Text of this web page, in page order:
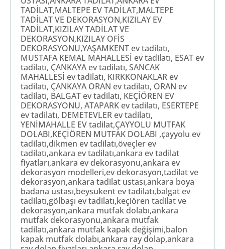
TADİLAT,MALTEPE EV TADİLAT,MALTEPE
TADİLAT VE DEKORASYON,KIZILAY EV
TADİLAT,KIZILAY TADİLAT VE
DEKORASYON,KIZILAY OFİS
DEKORASYONU,YAŞAMKENT ev tadilatı,
MUSTAFA KEMAL MAHALLESİ ev tadilatı, ESAT ev
tadilatı, ÇANKAYA ev tadilatı, SANCAK
MAHALLESİ ev tadilatı, KIRKKONAKLAR ev
tadilatı, ÇANKAYA ORAN ev tadilatı, ORAN ev
tadilatı, BALGAT ev tadilatı, KEÇİÖREN EV
DEKORASYONU, ATAPARK ev tadilatı, ESERTEPE
ev tadilatı, DEMETEVLER ev tadilatı,
YENİMAHALLE EV tadilat,ÇAYYOLU MUTFAK
DOLABI,KEÇİÖREN MUTFAK DOLABI ,çayyolu ev
tadilatı,dikmen ev tadilatı,öveçler ev
tadilatı,ankara ev tadilatı,ankara ev tadilat
fiyatları,ankara ev dekorasyonu,ankara ev
dekorasyon modelleri,ev dekorasyon,tadilat ve
dekorasyon,ankara tadilat ustası,ankara boya
badana ustası,beysukent ev tadilatı,balgat ev
tadilatı,gölbaşı ev tadilatı,keçiören tadilat ve
dekorasyon,ankara mutfak dolabı,ankara
mutfak dekorasyonu,ankara mutfak
tadilatı,ankara mutfak kapak değişimi,balon
kapak mutfak dolabı,ankara ray dolap,ankara